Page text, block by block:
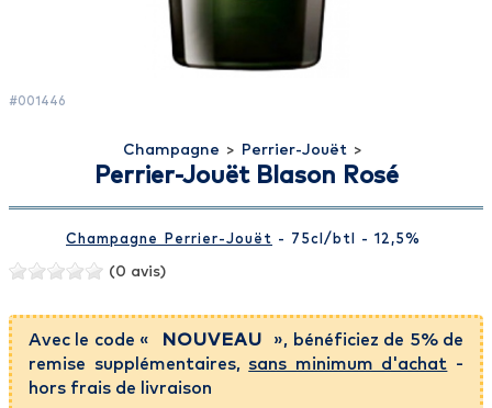
#001446
Champagne > Perrier-Jouët >
Perrier-Jouët Blason Rosé
Champagne Perrier-Jouët - 75cl /btl - 12,5%
(0 avis)
Avec le code « NOUVEAU
», bénéficiez de 5% de
remise supplémentaires,sans minimum d'achat -
hors frais de livraison